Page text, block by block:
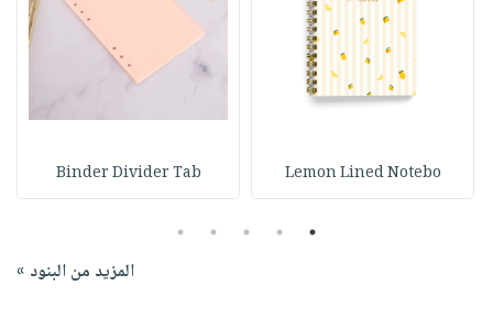
Lemon Lined Notebo
Binder Divider Tab
1
2
3
4
5
المزيد من البنود »